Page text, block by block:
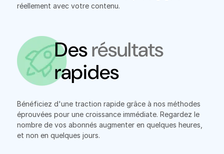
réellement avec votre contenu.
Desrésultats
rapides
Bénéficiez d'une traction rapide grâce à nos méthodes
éprouvées pour une croissance immédiate. Regardez le
nombre de vos abonnés augmenter en quelques heures,
et non en quelques jours.